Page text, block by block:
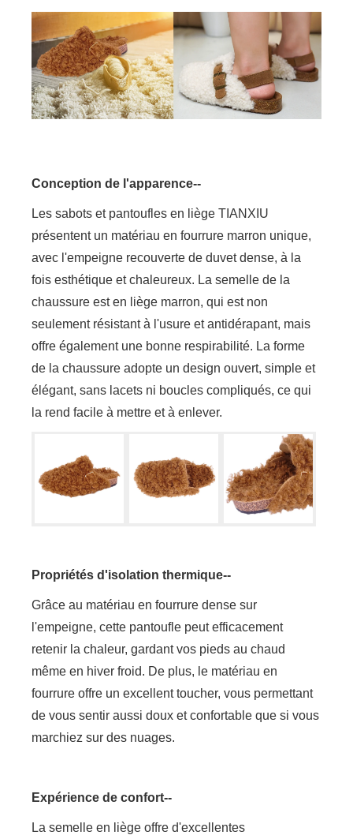
Conception de l'apparence--
Les sabots et pantoufles en liège TIANXIU
présentent un matériau en fourrure marron unique,
avec l'empeigne recouverte de duvet dense, à la
fois esthétique et chaleureux. La semelle de la
chaussure est en liège marron, qui est non
seulement résistant à l'usure et antidérapant, mais
offre également une bonne respirabilité. La forme
de la chaussure adopte un design ouvert, simple et
élégant, sans lacets ni boucles compliqués, ce qui
la rend facile à mettre et à enlever.
Propriétés d'isolation thermique--
Grâce au matériau en fourrure dense sur
l'empeigne, cette pantoufle peut efficacement
retenir la chaleur, gardant vos pieds au chaud
même en hiver froid. De plus, le matériau en
fourrure offre un excellent toucher, vous permettant
de vous sentir aussi doux et confortable que si vous
marchiez sur des nuages.
Expérience de confort--
La semelle en liège offre d'excellentes